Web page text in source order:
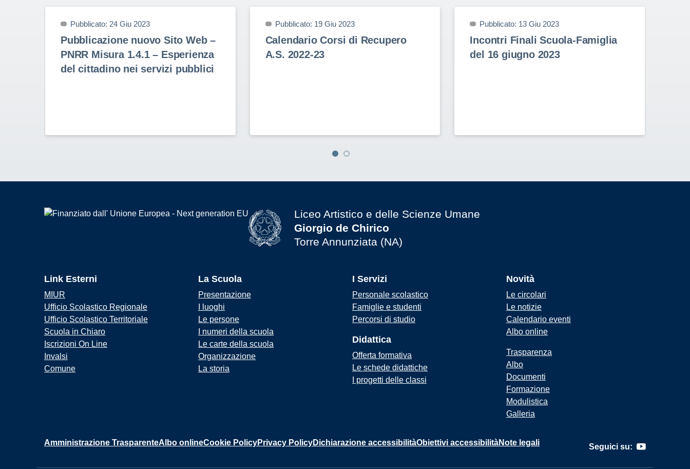
Pubblicato: 24 Giu 2023
Pubblicazione nuovo Sito Web –
PNRR Misura 1.4.1 – Esperienza
del cittadino nei servizi pubblici
Pubblicato: 19 Giu 2023
Calendario Corsi di Recupero
A.S. 2022-23
Pubblicato: 13 Giu 2023
Incontri Finali Scuola-Famiglia
del 16 giugno 2023
Liceo Artistico e delle Scienze Umane
Giorgio de Chirico
Torre Annunziata (NA)
Link Esterni
MIUR
Ufficio Scolastico Regionale
Ufficio Scolastico Territoriale
Scuola in Chiaro
Iscrizioni On Line
Invalsi
Comune
La Scuola
Presentazione
I luoghi
Le persone
I numeri della scuola
Le carte della scuola
Organizzazione
La storia
I Servizi
Personale scolastico
Famiglie e studenti
Percorsi di studio
Didattica
Offerta formativa
Le schede didattiche
I progetti delle classi
Novità
Le circolari
Le notizie
Calendario eventi
Albo online
Trasparenza
Albo
Documenti
Formazione
Modulistica
Galleria
Amministrazione TrasparenteAlbo onlineCookie PolicyPrivacy PolicyDichiarazione accessibilitàObiettivi accessibilitàNote legali Seguici su: